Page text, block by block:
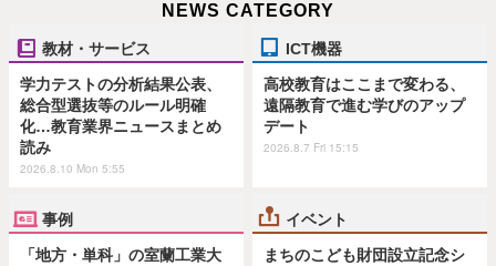
NEWS CATEGORY
教材・サービス
学力テストの分析結果公表、
総合型選抜等のルール明確
化…教育業界ニュースまとめ
読み
2026.8.10 Mon 5:55
ICT機器
高校教育はここまで変わる、
遠隔教育で進む学びのアップ
デート
2026.8.7 Fri 15:15
事例
「地方・単科」の室蘭工業大
イベント
まちのこども財団設立記念シ